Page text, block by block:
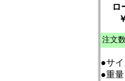
ロ
￥
注文
●サ
●重